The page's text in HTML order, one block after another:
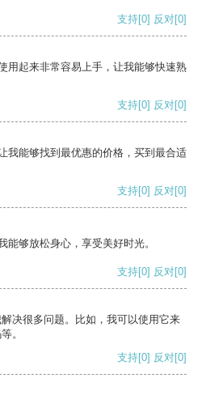
支持[0] 反对[0]
用起来非常容易上手，让我能够快速熟
支持[0] 反对[0]
我能够找到最优惠的价格，买到最合适
支持[0] 反对[0]
能够放松身心，享受美好时光。
支持[0] 反对[0]
决很多问题。比如，我可以使用它来
。
支持[0] 反对[0]